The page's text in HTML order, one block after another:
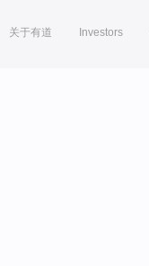
关于有道 Investors